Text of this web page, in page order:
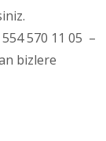
554 570 11 05 –
bizlere